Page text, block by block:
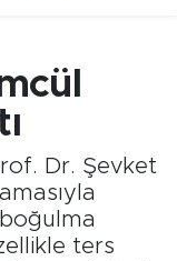
Dr. Şevket
ters